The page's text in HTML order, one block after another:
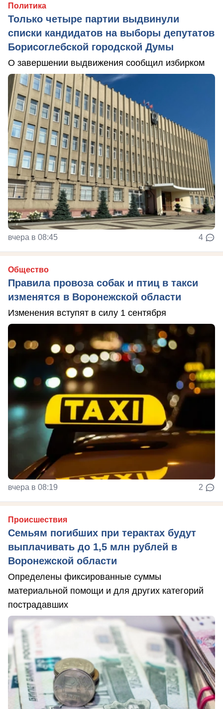
Политика
Только четыре партии выдвинули
списки кандидатов на выборы депутатов
Борисоглебской городской Думы
О завершении выдвижения сообщил избирком
вчера в 08:45 4
Общество
Правила провоза собак и птиц в такси
изменятся в Воронежской области
Изменения вступят в силу 1 сентября
вчера в 08:19 2
Происшествия
Семьям погибших при терактах будут
выплачивать до 1,5 млн рублей в
Воронежской области
Определены фиксированные суммы
материальной помощи и для других категорий
пострадавших